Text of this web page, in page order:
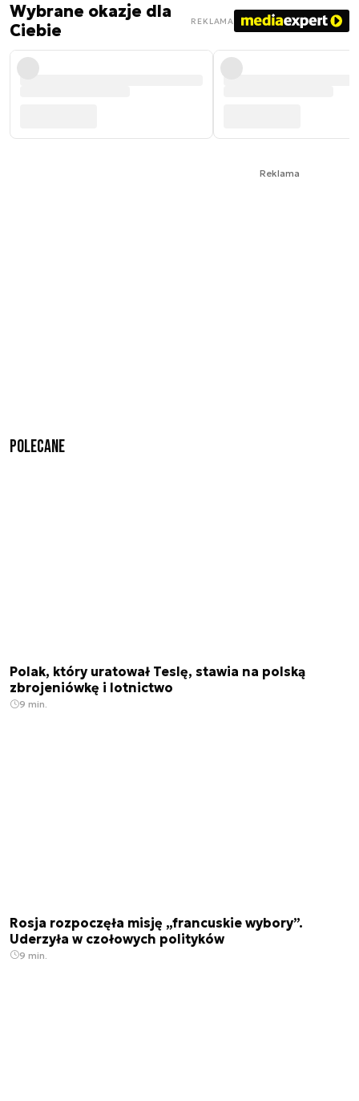
Wybrane okazje dla
Ciebie
REKLAMA
Reklama
Polecane
Polak, który uratował Teslę, stawia na polską
zbrojeniówkę i lotnictwo
9 min.
Rosja rozpoczęła misję „francuskie wybory”.
Uderzyła w czołowych polityków
9 min.